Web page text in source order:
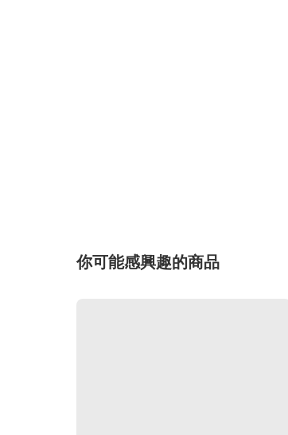
你可能感興趣的商品